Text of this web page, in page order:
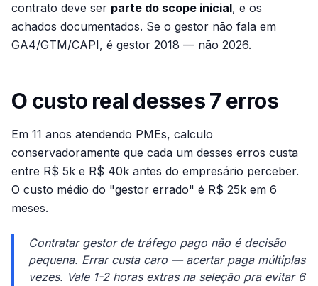
contrato deve ser parte do scope inicial, e os
achados documentados. Se o gestor não fala em
GA4/GTM/CAPI, é gestor 2018 — não 2026.
O custo real desses 7 erros
Em 11 anos atendendo PMEs, calculo
conservadoramente que cada um desses erros custa
entre R$ 5k e R$ 40k antes do empresário perceber.
O custo médio do "gestor errado" é R$ 25k em 6
meses.
Contratar gestor de tráfego pago não é decisão
pequena. Errar custa caro — acertar paga múltiplas
vezes. Vale 1-2 horas extras na seleção pra evitar 6